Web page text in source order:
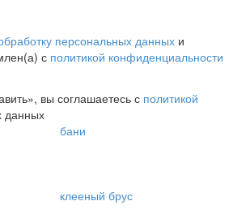
персональных данных и
с политикой конфиденциальности
вы соглашаетесь с политикой
данных
бани
клееный брус